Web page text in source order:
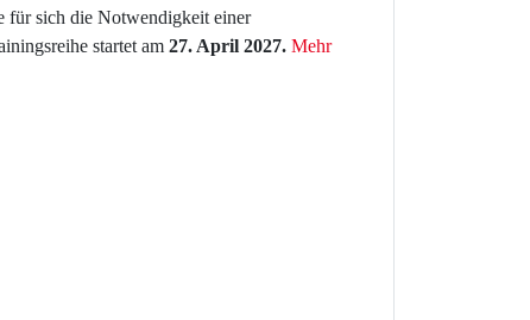
für sich die Notwendigkeit einer
startet am 27. April 2027. Mehr